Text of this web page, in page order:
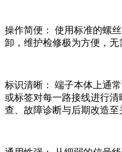
操作简便： 使用标准的螺
卸，维护检修极为方便，无
标识清晰： 端子本体上通
或标签对每一路接线进行
查、故障诊断与后期改造至